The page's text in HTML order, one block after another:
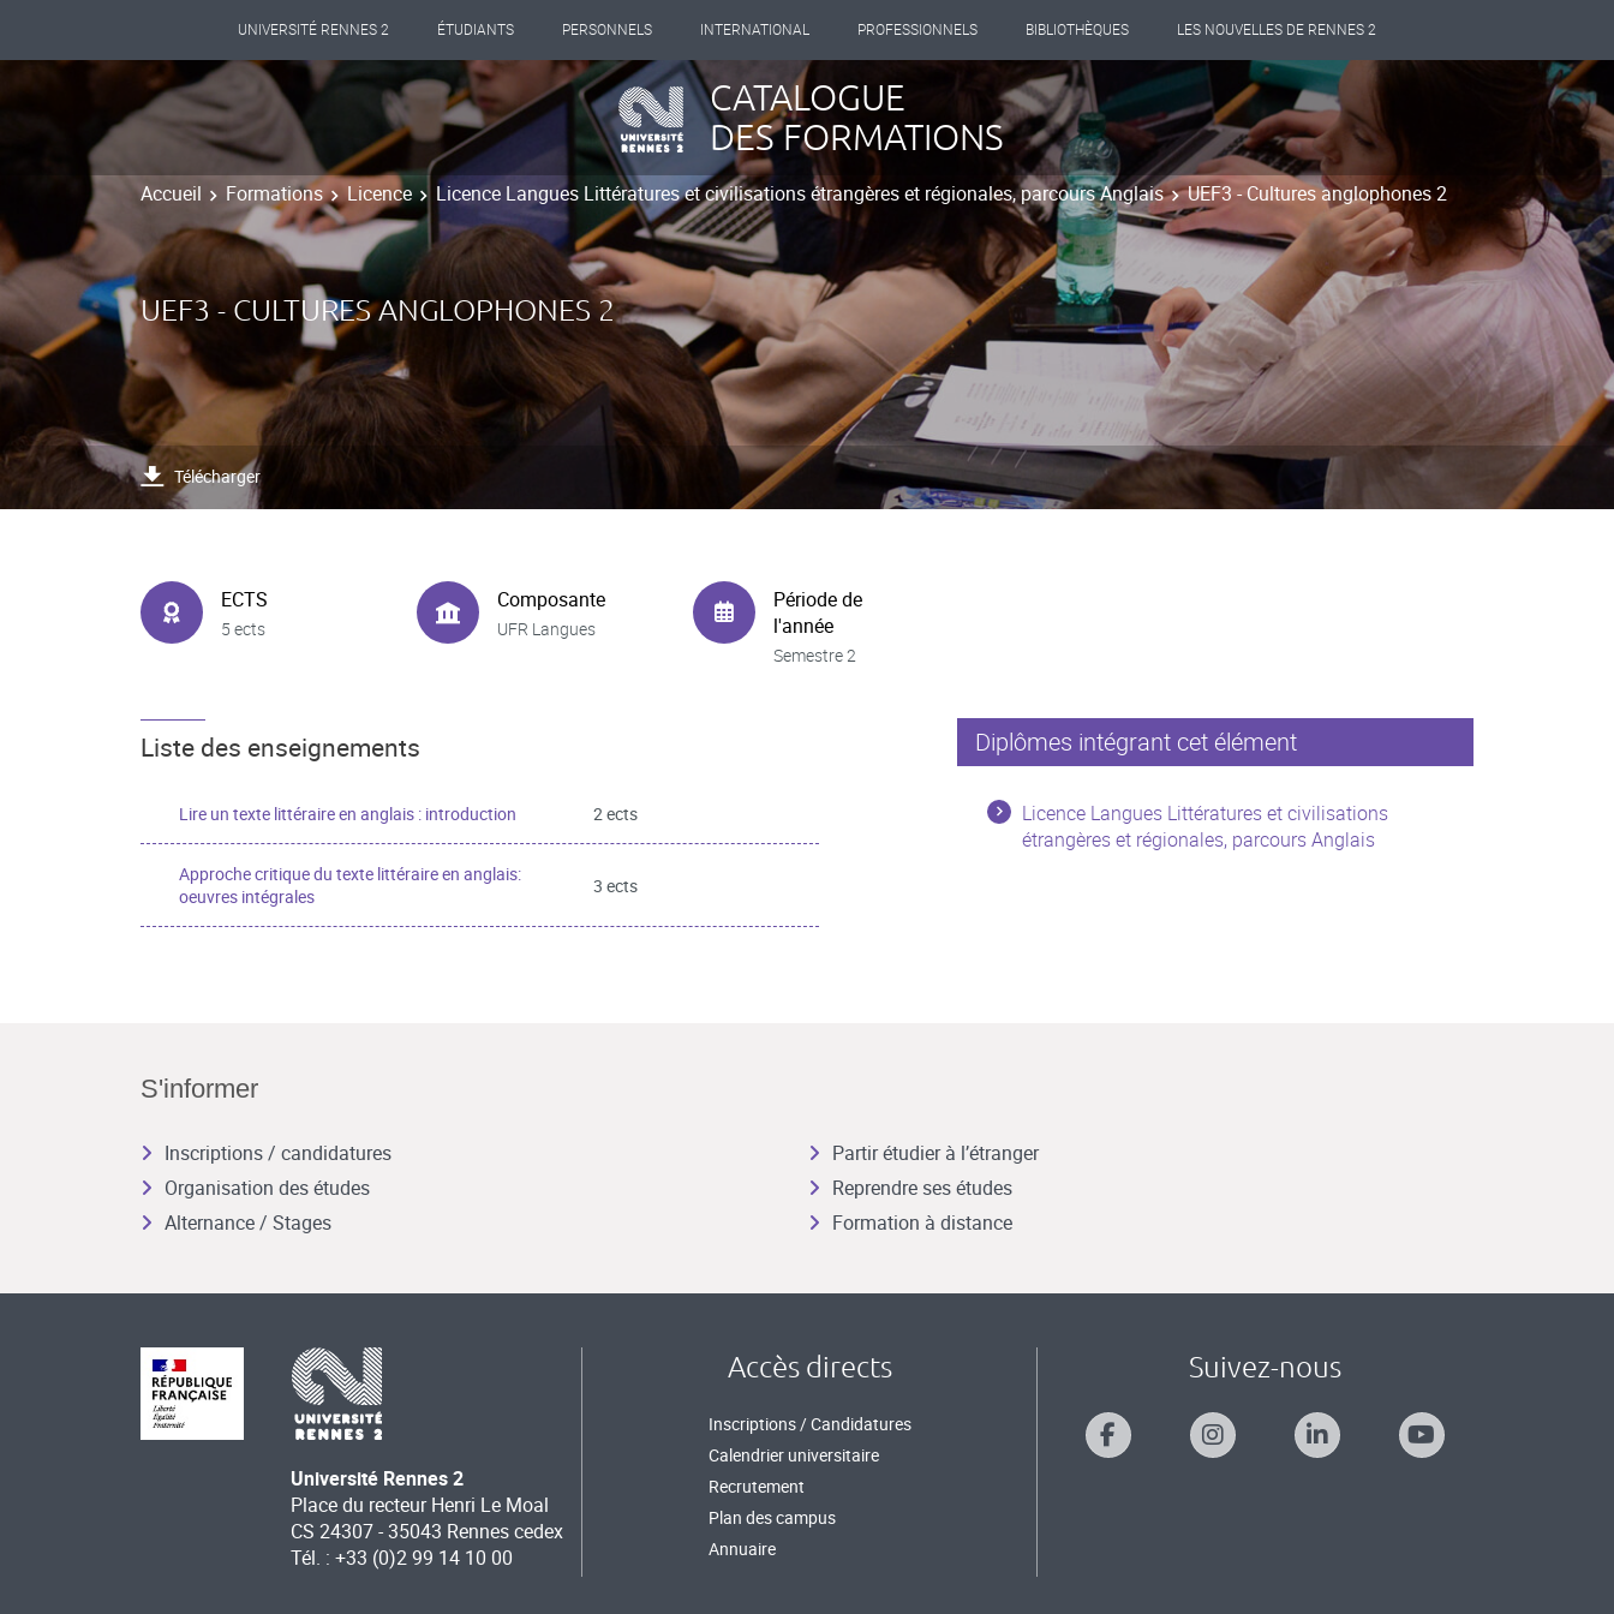
UNIVERSITÉ RENNES 2 ÉTUDIANTS PERSONNELS INTERNATIONAL PROFESSIONNELS BIBLIOTHÈQUES LES NOUVELLES DE RENNES 2
CATALOGUE
DES FORMATIONS
Accueil Formations Licence Licence Langues Littératures et civilisations étrangères et régionales, parcours Anglais UEF3 - Cultures anglophones 2
UEF3 - CULTURES ANGLOPHONES 2
Télécharger
ECTS
5 ects
Composante
UFR Langues
Période de
l'année
Semestre 2
Liste des enseignements
Lire un texte littéraire en anglais : introduction 2 ects
Approche critique du texte littéraire en anglais:
oeuvres intégrales
3 ects
Diplômes intégrant cet élément
Licence Langues Littératures et civilisations
étrangères et régionales, parcours Anglais
S'informer
Inscriptions / candidatures
Organisation des études
Alternance / Stages
Partir étudier à l’étranger
Reprendre ses études
Formation à distance
Université Rennes 2
Place du recteur Henri Le Moal
CS 24307 - 35043 Rennes cedex
Tél. : +33 (0)2 99 14 10 00
Accès directs
Inscriptions / Candidatures
Calendrier universitaire
Recrutement
Plan des campus
Annuaire
Suivez-nous